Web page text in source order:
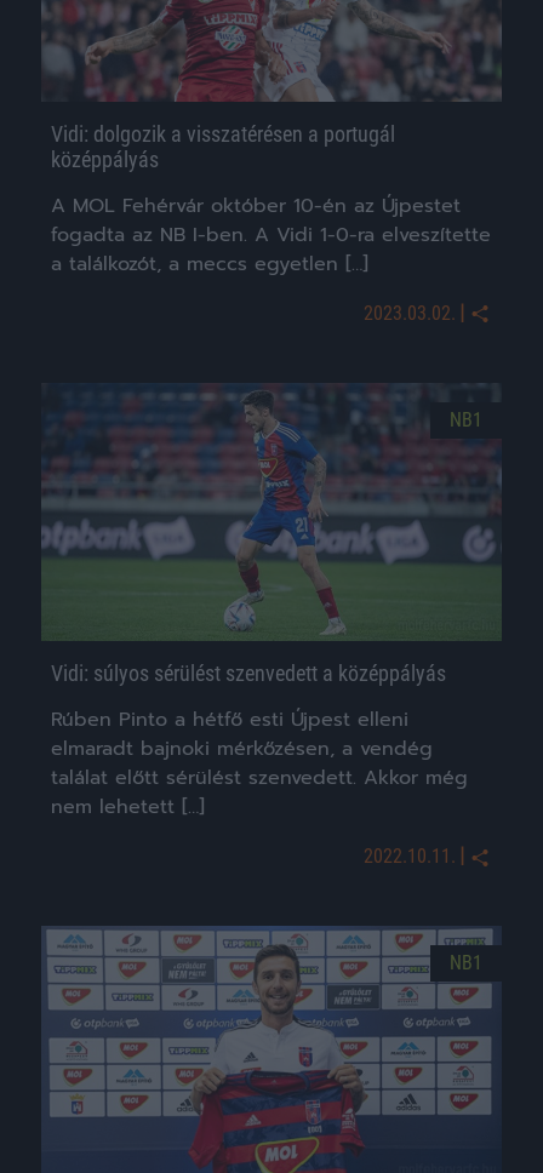
Vidi: dolgozik a visszatérésen a portugál
középpályás
A MOL Fehérvár október 10-én az Újpestet
fogadta az NB I-ben. A Vidi 1-0-ra elveszítette
a találkozót, a meccs egyetlen […]
2023.03.02. |
NB1
Vidi: súlyos sérülést szenvedett a középpályás
Rúben Pinto a hétfő esti Újpest elleni
elmaradt bajnoki mérkőzésen, a vendég
találat előtt sérülést szenvedett. Akkor még
nem lehetett […]
2022.10.11. |
NB1